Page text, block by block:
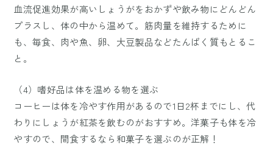
血流促進効果が高いしょうがをおかずや飲み物にどんどん
プラスし、体の中から温めて。筋肉量を維持するために
も、毎食、肉や魚、卵、大豆製品などたんぱく質もとるこ
と。
（4）嗜好品は体を温める物を選ぶ
コーヒーは体を冷やす作用があるので1日2杯までにし、代
わりにしょうが紅茶を飲むのがおすすめ。洋菓子も体を冷
やすので、間食するなら和菓子を選ぶのが正解！